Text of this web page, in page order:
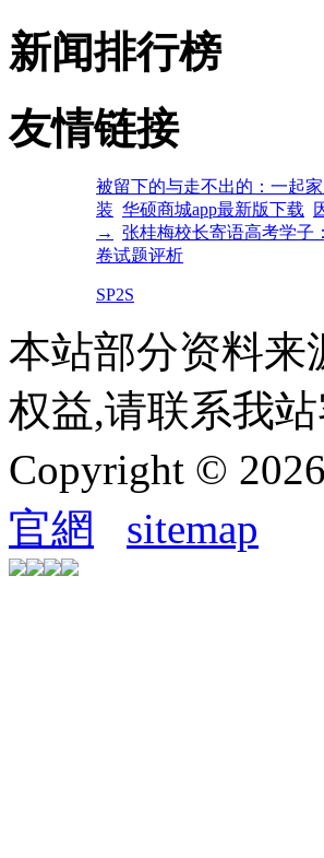
新闻排行榜
友情链接
被留下的与走不出的：一起
装 华硕商城app最新版下载
→
张桂梅校长寄语高考学子
卷试题评析
SP2S
本站部分资料来
权益,请联系我
Copyright ©
官網
sitemap